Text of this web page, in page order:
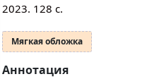
2023. 128 с.
Мягкая обложка
Аннотация